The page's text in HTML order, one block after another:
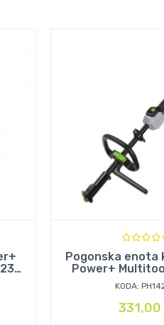
nastavek za Multitool RTA2300
Pogonska enota
Power+
KODA:
331,00